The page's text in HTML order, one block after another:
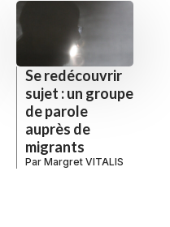
Se redécouvrir
sujet : un groupe
de parole
auprès de
migrants
Par Margret VITALIS